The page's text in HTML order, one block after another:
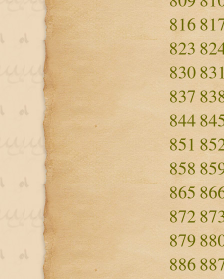
816
823
830
837
844
851
858
865
872
879
886